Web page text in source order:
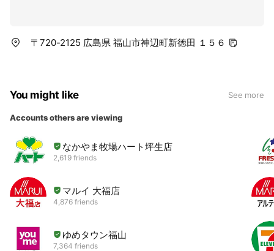
〒720-2125 広島県 福山市神辺町新徳田 １５６
You might like See more
Accounts others are viewing
なかやま牧場ハート坪生店
2,619 friends
マルイ 大福店
4,876 friends
ゆめタウン福山
7,364 friends